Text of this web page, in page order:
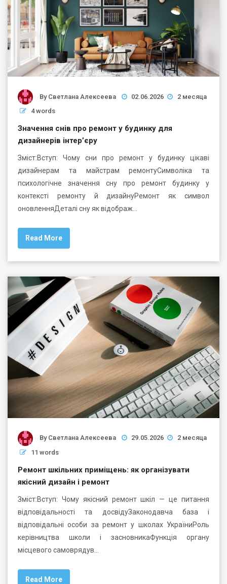
By Светлана Алексеева 02.06.2026
2 месяца
4 words
Значення снів про ремонт у будинку для
дизайнерів інтер’єру
Зміст:Вступ: Чому сни про ремонт у будинку цікаві
дизайнерам та майстрам ремонтуСимволіка та
психологічне значення сну про ремонт будинку у
контексті ремонту й дизайнуРемонт як символ
оновленняДеталі сну як відображ…
Read More
By Светлана Алексеева 29.05.2026
2 месяца
11 words
Ремонт шкільних приміщень: як організувати
якісний дизайн і ремонт
Зміст:Вступ: Чому якісний ремонт шкіл — це питання
відповідальності та досвідуЗаконодавча база і
відповідальні особи за ремонт у школах УкраїниРоль
керівництва школи і засновникаФункція органу
місцевого самоврядув…
Read More